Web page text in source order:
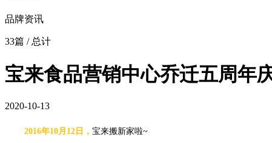
品牌资讯
33篇 / 总计
宝来食品营销中心乔迁五周年
2020-10-13
2016年10月 12 日， 宝来搬新家啦~